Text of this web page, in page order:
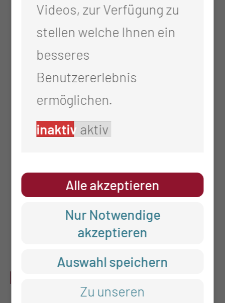
(Fehlbildungen, z.B.
Nahtsynostosen, Spina bifida,
Chiari-Malformation,
Syringomyelie,
Arachnoidalzysten, etc.)
Diagnostik, Beratung,
Hirntumoren
Diagnostik, Beratung,
Nachsorge frühkindliche
Hirnblutungen, Hydrozephalus
Videos, zur Verfügung zu
stellen welche Ihnen ein
besseres
Benutzererlebnis
ermöglichen.
inaktiv aktiv
Alle akzeptieren
Nur Notwendige
akzeptieren
Auswahl speichern
Zu unseren